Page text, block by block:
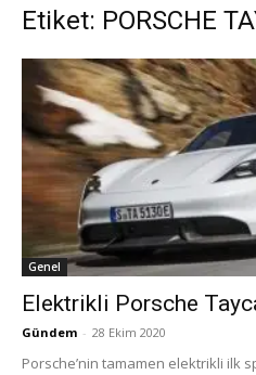
Etiket: PORSCHE
Genel
Elektrikli Porsche
Gündem - 28 Ekim 2020
Porsche’nin tamamen elektrikli ilk